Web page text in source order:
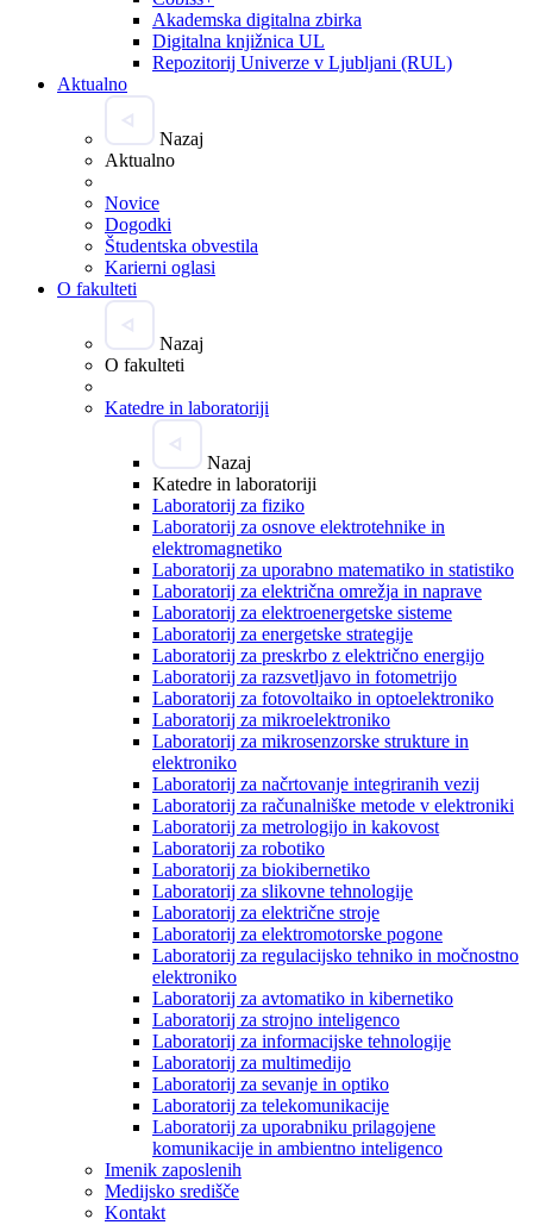
Akademska digitalna zbirka
Digitalna knjižnica UL
Repozitorij Univerze v Ljubljani (RUL)
Aktualno
Nazaj
Aktualno
Novice
Dogodki
Študentska obvestila
Karierni oglasi
O fakulteti
Nazaj
O fakulteti
Katedre in laboratoriji
Nazaj
Katedre in laboratoriji
Laboratorij za fiziko
Laboratorij za osnove elektrotehnike in
elektromagnetiko
Laboratorij za uporabno matematiko in statistiko
Laboratorij za električna omrežja in naprave
Laboratorij za elektroenergetske sisteme
Laboratorij za energetske strategije
Laboratorij za preskrbo z električno energijo
Laboratorij za razsvetljavo in fotometrijo
Laboratorij za fotovoltaiko in optoelektroniko
Laboratorij za mikroelektroniko
Laboratorij za mikrosenzorske strukture in
elektroniko
Laboratorij za načrtovanje integriranih vezij
Laboratorij za računalniške metode v elektroniki
Laboratorij za metrologijo in kakovost
Laboratorij za robotiko
Laboratorij za biokibernetiko
Laboratorij za slikovne tehnologije
Laboratorij za električne stroje
Laboratorij za elektromotorske pogone
Laboratorij za regulacijsko tehniko in močnostno
elektroniko
Laboratorij za avtomatiko in kibernetiko
Laboratorij za strojno inteligenco
Laboratorij za informacijske tehnologije
Laboratorij za multimedijo
Laboratorij za sevanje in optiko
Laboratorij za telekomunikacije
Laboratorij za uporabniku prilagojene
komunikacije in ambientno inteligenco
Imenik zaposlenih
Medijsko središče
Kontakt